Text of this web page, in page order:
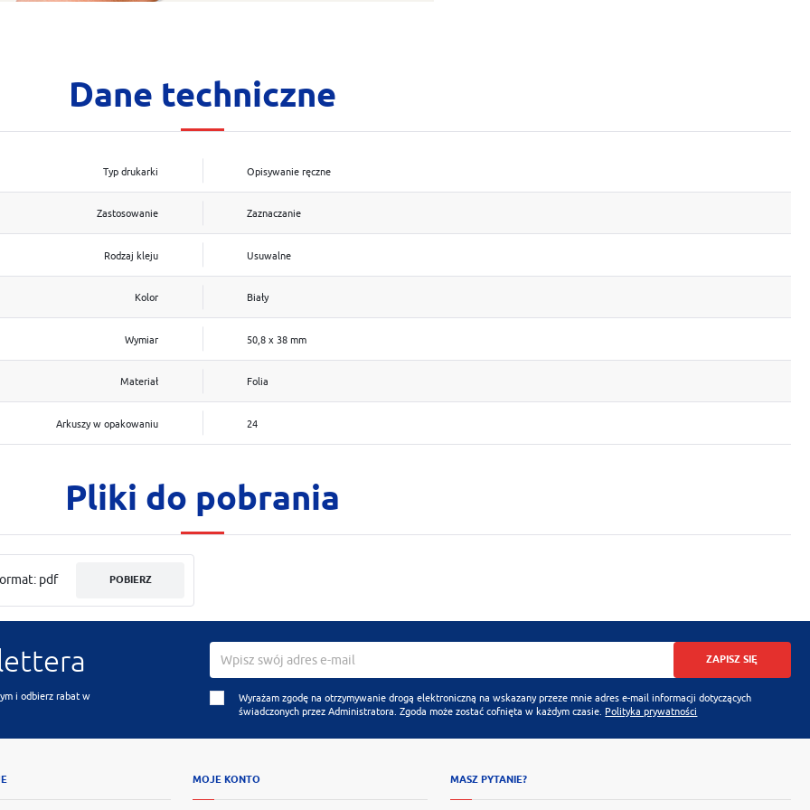
Dane techniczne
Typ drukarki Opisywanie ręczne
Zastosowanie Zaznaczanie
Rodzaj kleju Usuwalne
Kolor Biały
Wymiar 50,8 x 38 mm
Materiał Folia
Arkuszy w opakowaniu 24
Pliki do pobrania
pdf POBIERZ
i odbierz rabat w
ZAPISZ SIĘ
Wyrażam zgodę na otrzymywanie drogą elektroniczną na wskazany przeze mnie adres e-mail informacji dotyczących
świadczonych przez Administratora. Zgoda może zostać cofnięta w każdym czasie. Polityka prywatności
MOJE KONTO MASZ PYTANIE?